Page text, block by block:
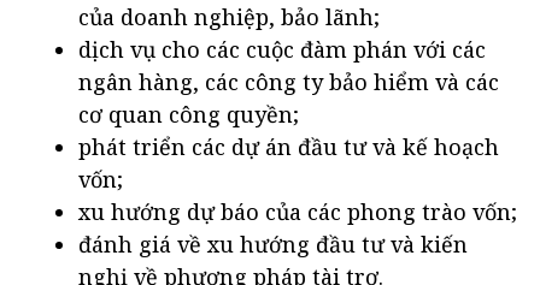
của doanh nghiệp, bảo lãnh;
dịch vụ cho các cuộc đàm phán với các
ngân hàng, các công ty bảo hiểm và các
cơ quan công quyền;
phát triển các dự án đầu tư và kế hoạch
vốn;
xu hướng dự báo của các phong trào vốn;
đánh giá về xu hướng đầu tư và kiến
nghị về phương pháp tài trợ.